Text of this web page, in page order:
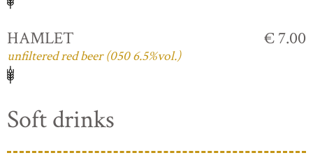
HAMLET
unfiltered red beer (050 6.5%vol.)
€ 7.00
Soft drinks